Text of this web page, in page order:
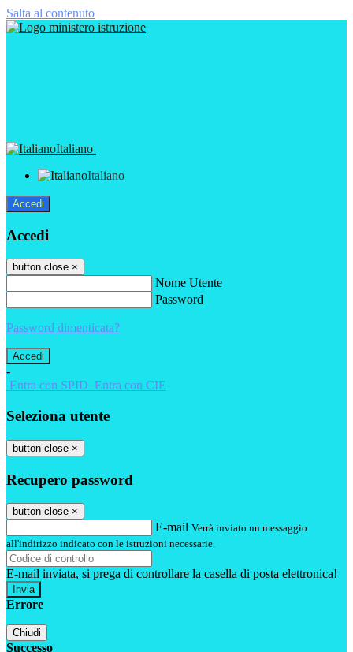
Salta al contenuto
Italiano
Italiano
Accedi
Accedi
button close ×
Nome Utente
Password
Password dimenticata?
-
Entra con SPID Entra con CIE
Seleziona utente
button close ×
Recupero password
button close ×
E-mail Verrà inviato un messaggio
all'indirizzo indicato con le istruzioni necessarie.
E-mail inviata, si prega di controllare la casella di posta elettronica!
Errore
Chiudi
Successo